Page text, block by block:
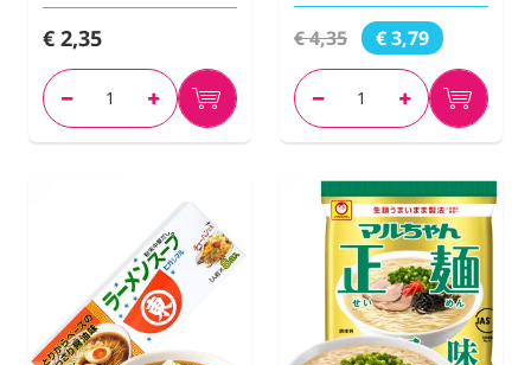
€ 2,35 € 4,35 € 3,79